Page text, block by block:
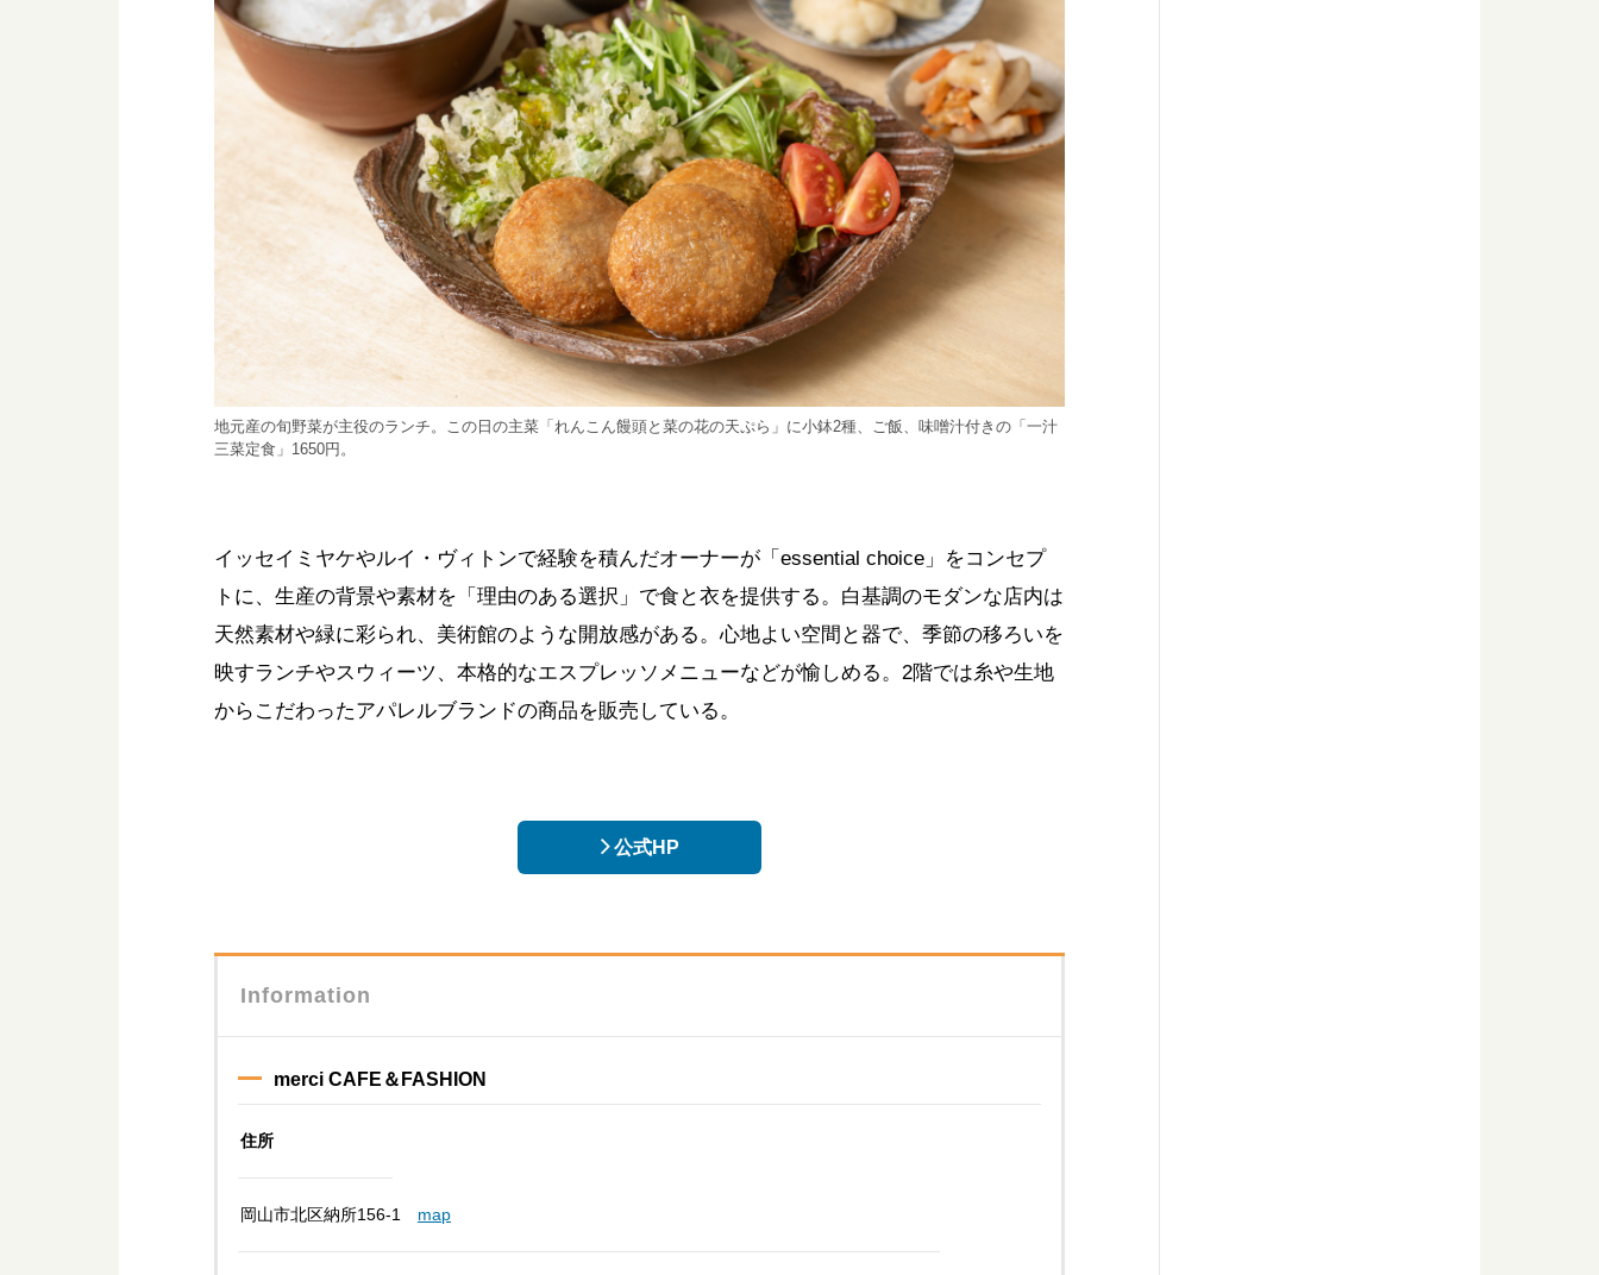
地元産の旬野菜が主役のランチ。この日の主菜「れんこん饅頭と菜の花の天ぷら」に小鉢2種、ご飯、味噌汁付きの「一汁
三菜定食」1650円。
イッセイミヤケやルイ・ヴィトンで経験を積んだオーナーが「essential choice」をコンセプ
トに、生産の背景や素材を「理由のある選択」で食と衣を提供する。白基調のモダンな店内は
天然素材や緑に彩られ、美術館のような開放感がある。心地よい空間と器で、季節の移ろいを
映すランチやスウィーツ、本格的なエスプレッソメニューなどが愉しめる。2階では糸や生地
からこだわったアパレルブランドの商品を販売している。
公式HP
Information
merci CAFE＆FASHION
住所
岡山市北区納所156-1 map